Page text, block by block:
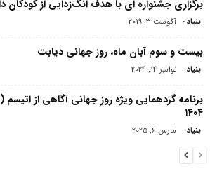
برگزاری جشنواره ای با هدف انگ‌زدایی از کودکان
بنیاد- آگوست 3, 2019
بیست و سوم آبان ماه، روز جهانی دیابت
بنیاد- نوامبر 14, 2024
۱۴۰۴
بنیاد- مارس 6, 2025